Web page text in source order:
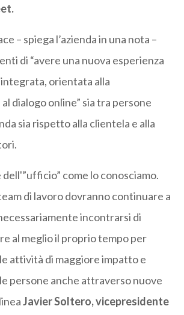
– spiega l’azienda in una nota –
di “avere una nuova esperienza
orientata alla
dialogo online” sia tra persone
sia rispetto alla clientela e alla
dell'”ufficio” come lo conosciamo.
di lavoro dovranno continuare a
incontrarsi di
al meglio il proprio tempo per
attività di maggiore impatto e
persone anche attraverso nuove
Javier Soltero, vicepresidente